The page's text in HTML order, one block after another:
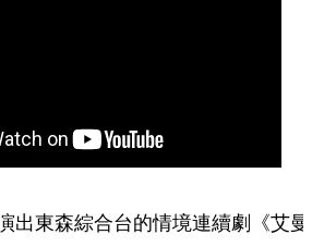
出東森綜合台的情境連續劇《艾曼